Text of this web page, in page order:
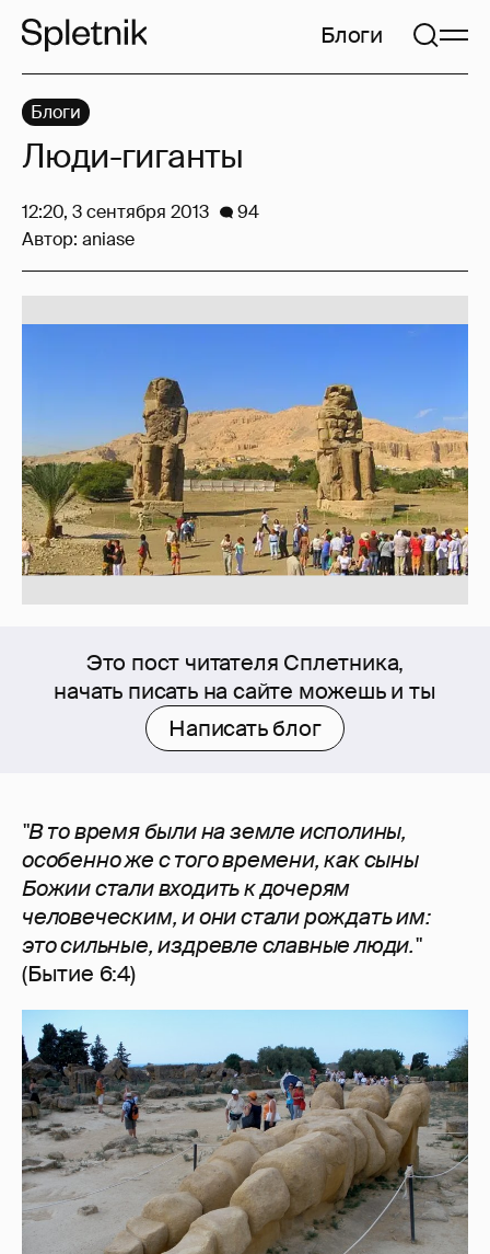
Блоги
Это пост читателя Сплетника,
начать писать на сайте можешь и ты
Написать блог
"В то время были на земле исполины,
особенно же с того времени, как сыны
Божии стали входить к дочерям
человеческим, и они стали рождать им:
это сильные, издревле славные люди."
(Бытие 6:4)
Блоги
Люди-гиганты
12:20, 3 сентября 2013
94
Автор: aniase